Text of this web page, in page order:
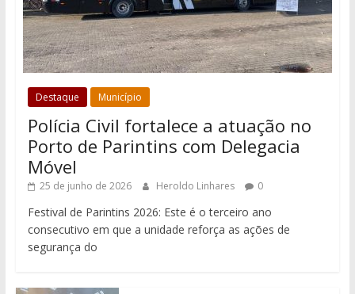
Destaque Município
Polícia Civil fortalece a atuação no
Porto de Parintins com Delegacia
Móvel
25 de junho de 2026 Heroldo Linhares 0
Festival de Parintins 2026: Este é o terceiro ano
consecutivo em que a unidade reforça as ações de
segurança do